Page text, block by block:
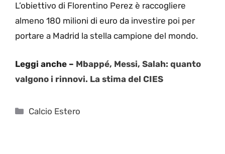
L’obiettivo di Florentino Perez è raccogliere
almeno 180 milioni di euro da investire poi per
portare a Madrid la stella campione del mondo.
Leggi anche – Mbappé, Messi, Salah: quanto
valgono i rinnovi. La stima del CIES
Categorie
Calcio Estero